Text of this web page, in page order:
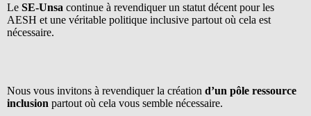
Le SE-Unsa continue à revendiquer un statut décent pour les
AESH et une véritable politique inclusive partout où cela est
nécessaire.
Nous vous invitons à revendiquer la création d’un pôle ressource
inclusion partout où cela vous semble nécessaire.